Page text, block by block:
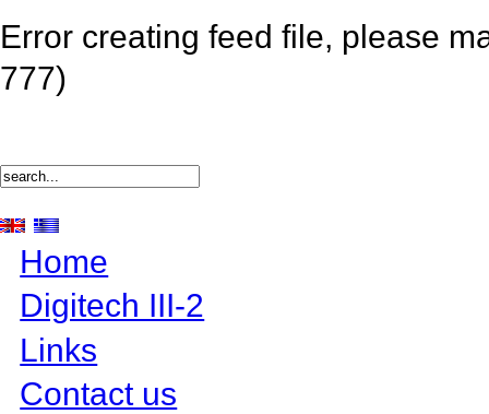
Error creating feed file, please
777)
Home
Digitech III-2
Links
Contact us